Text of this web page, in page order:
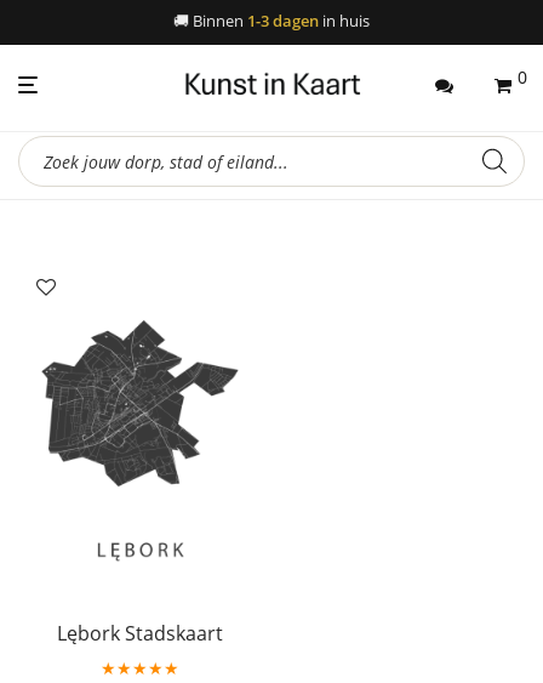
🚚 Binnen 1-3 dagen in huis
0
Producten
zoeken
Lębork Stadskaart
★★★★★